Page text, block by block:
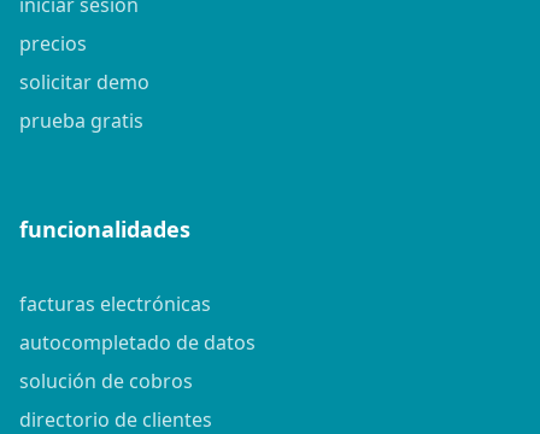
precios
solicitar demo
prueba gratis
funcionalidades
facturas electrónicas
autocompletado de datos
solución de cobros
directorio de clientes